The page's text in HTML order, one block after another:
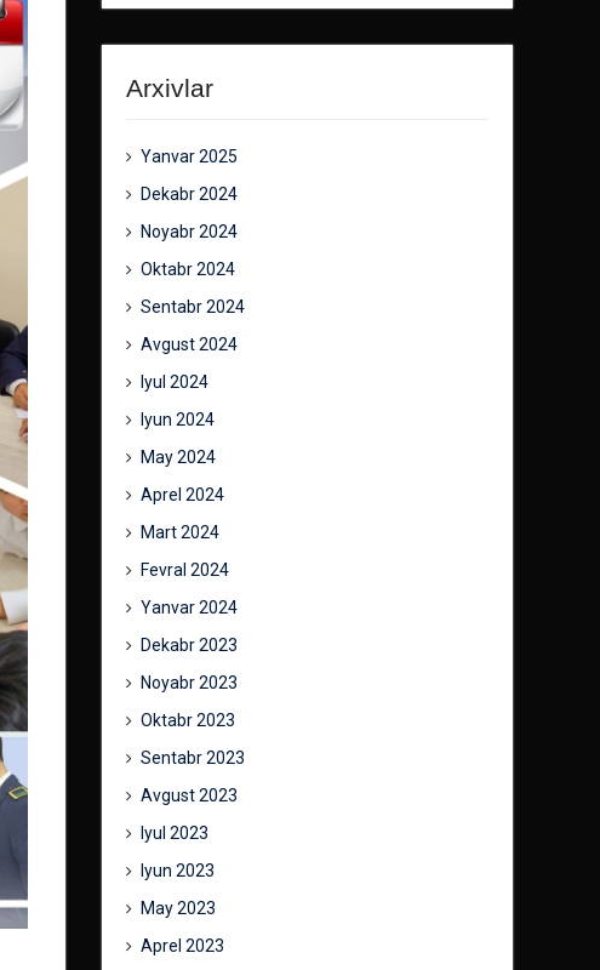
Arxivlar
Yanvar 2025
Dekabr 2024
Noyabr 2024
Oktabr 2024
Sentabr 2024
Avgust 2024
Iyul 2024
Iyun 2024
May 2024
Aprel 2024
Mart 2024
Fevral 2024
Yanvar 2024
Dekabr 2023
Noyabr 2023
Oktabr 2023
Sentabr 2023
Avgust 2023
Iyul 2023
Iyun 2023
May 2023
Aprel 2023